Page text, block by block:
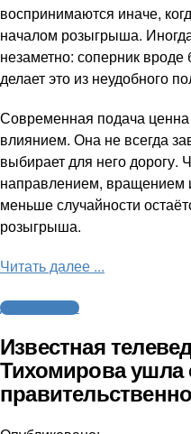
воспринимаются иначе,
началом розыгрыша.
незаметно: соперник
делает это из неудобного
Современная подача
влиянием. Она не всегда
выбирает для него дорогу.
направлением,
меньше случайности
розыгрыша.
Читать далее ...
Другие новости
Известная
Тихомирова ушла